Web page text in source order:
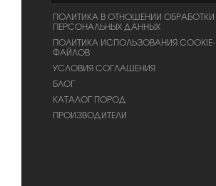
ПОЛИТИКА В ОТНОШЕНИИ ОБРАБОТКИ
ПЕРСОНАЛЬНЫХ ДАННЫХ
ПОЛИТИКА ИСПОЛЬЗОВАНИЯ COOKIE-
ФАЙЛОВ
УСЛОВИЯ СОГЛАШЕНИЯ
БЛОГ
КАТАЛОГ ПОРОД
ПРОИЗВОДИТЕЛИ